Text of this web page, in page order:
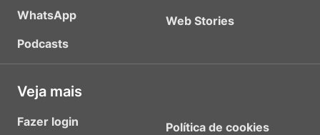
WhatsApp
Podcasts
Web Stories
Veja mais
Fazer login
Política de cookies